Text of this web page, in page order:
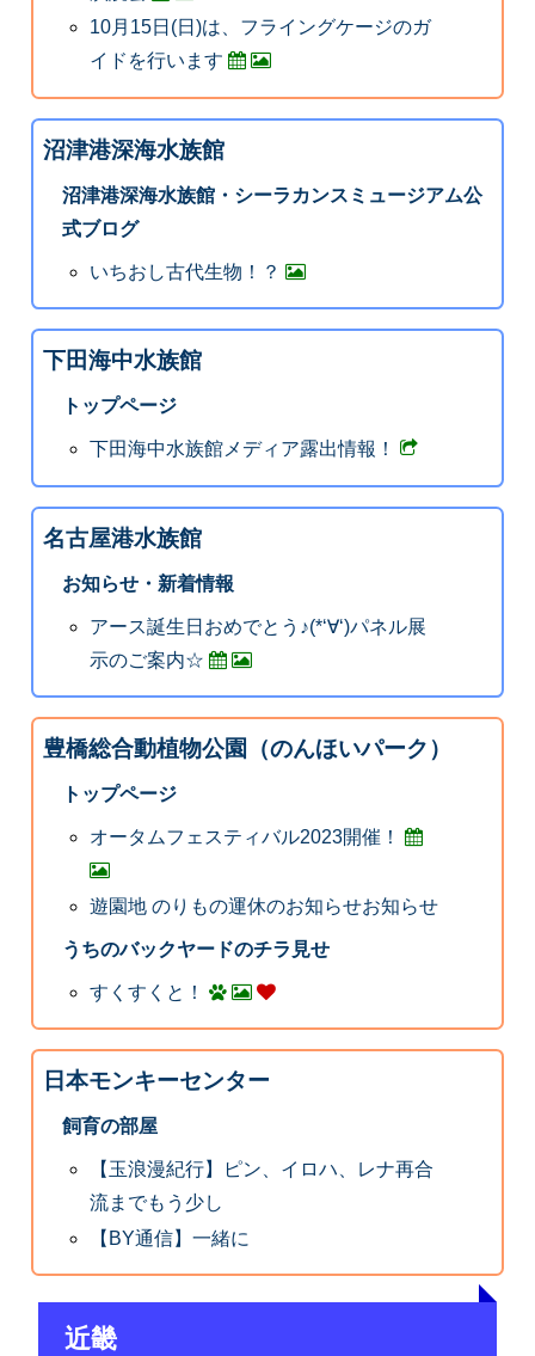
10月15日(日)は、フライングケージのガ
イドを行います
沼津港深海水族館
沼津港深海水族館・シーラカンスミュージアム公
式ブログ
いちおし古代生物！？
下田海中水族館
トップページ
下田海中水族館メディア露出情報！
名古屋港水族館
お知らせ・新着情報
アース誕生日おめでとう♪(*‘∀‘)パネル展
示のご案内☆
豊橋総合動植物公園（のんほいパーク）
トップページ
オータムフェスティバル2023開催！
遊園地 のりもの運休のお知らせお知らせ
うちのバックヤードのチラ見せ
すくすくと！
日本モンキーセンター
飼育の部屋
【玉浪漫紀行】ピン、イロハ、レナ再合
流までもう少し
【BY通信】一緒に
近畿